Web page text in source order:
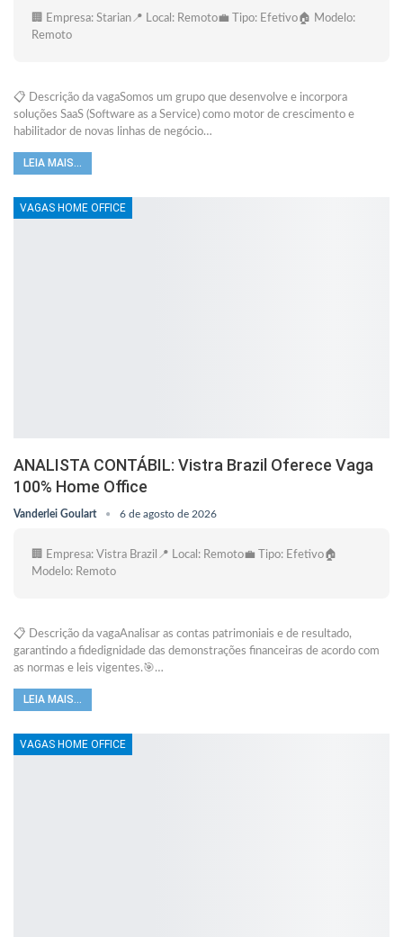
🏢 Empresa: Starian📍 Local: Remoto💼 Tipo: Efetivo🏠 Modelo:
Remoto
📋 Descrição da vagaSomos um grupo que desenvolve e incorpora
soluções SaaS (Software as a Service) como motor de crescimento e
habilitador de novas linhas de negócio…
LEIA MAIS...
VAGAS HOME OFFICE
ANALISTA CONTÁBIL: Vistra Brazil Oferece Vaga
100% Home Office
Vanderlei Goulart 6 de agosto de 2026
🏢 Empresa: Vistra Brazil📍 Local: Remoto💼 Tipo: Efetivo🏠
Modelo: Remoto
📋 Descrição da vagaAnalisar as contas patrimoniais e de resultado,
garantindo a fidedignidade das demonstrações financeiras de acordo com
as normas e leis vigentes.🎯…
LEIA MAIS...
VAGAS HOME OFFICE